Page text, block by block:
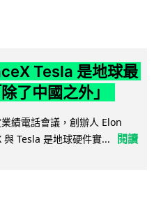
Tesla 是地球最
了中國之外」
績電話會議，創辦人 Elon
Tesla 是地球硬件實...
閱讀